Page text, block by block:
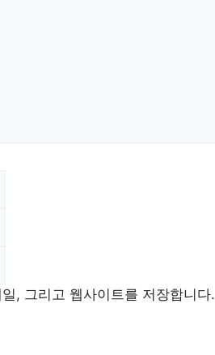
, 그리고 웹사이트를 저장합니다.